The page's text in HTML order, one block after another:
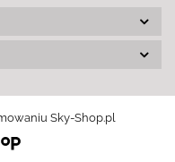
Sky-Shop.pl